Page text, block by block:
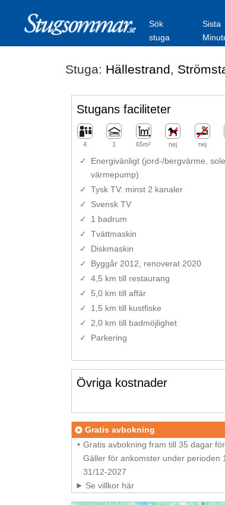
Sök
stuga
Sista
Stuga: Hällestrand,
Stugans faciliteter
4 1 65m² nej nej
Energivänligt (jord-/bergvärme,
värmepump)
Tysk TV: minst 2 kanaler
Svensk TV
1 badrum
Tvättmaskin
Diskmaskin
Byggår 2012, renoverat 2020
4,5 km till restaurang
5,0 km till affär
1,5 km till kustfiske
2,0 km till badmöjlighet
Parkering
Övriga kostnader
Gratis avbokning
Gratis avbokning fram till 35 dagar
Gäller för ankomster under perioden
31/12-2027
Se villkor här